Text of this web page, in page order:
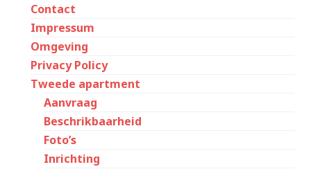
Contact
Impressum
Omgeving
Privacy Policy
Tweede apartment
Aanvraag
Beschrikbaarheid
Foto’s
Inrichting